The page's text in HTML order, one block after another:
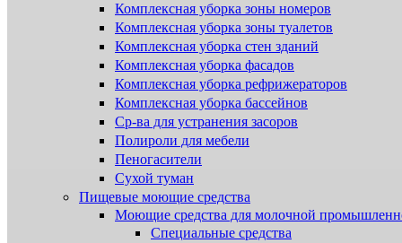
Комплексная уборка зоны номеров
Комплексная уборка зоны туалетов
Комплексная уборка стен зданий
Комплексная уборка фасадов
Комплексная уборка рефрижераторов
Комплексная уборка бассейнов
Ср-ва для устранения засоров
Полироли для мебели
Пеногасители
Сухой туман
Пищевые моющие средства
Моющие средства для молочной
Специальные средства